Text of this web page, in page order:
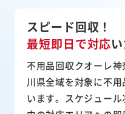
スピード回収！
最短即日で対応
不用品回収クオーレ
川県全域を対象に不
います。スケジュー